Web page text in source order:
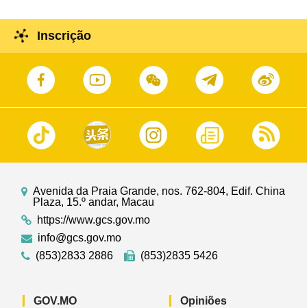
Inscrição
Avenida da Praia Grande, nos. 762-804, Edif. China
Plaza, 15.º andar, Macau
https://www.gcs.gov.mo
info@gcs.gov.mo
(853)2833 2886
(853)2835 5426
GOV.MO Opiniões